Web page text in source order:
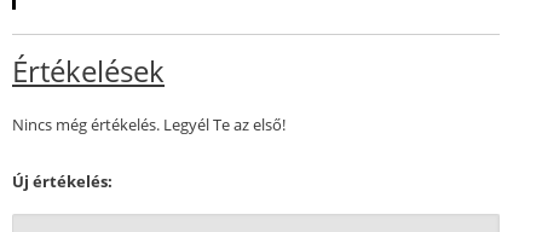
Értékelések
Nincs még értékelés. Legyél Te az első!
Új értékelés: